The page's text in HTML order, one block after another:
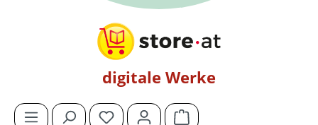
digitale Werke
Du hast 0 Produkte auf dem Merkzettel
Warenkorb enthält 0